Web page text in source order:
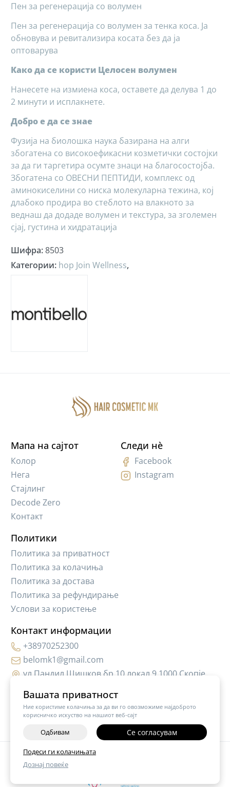
Вашата приватност
Ние користиме колачиња за да ви го овозможиме најдоброто
корисничко искуство на нашиот веб-сајт
Одбивам Се согласувам
Подеси ги колачињата
Дознај повеќе
Пен за регенерација со волумен
Пен за регенерација со волумен за тенка коса. Ја
обновува и ревитализира косата без да ја
оптоварува
Како да се користи Целосен волумен
Нанесете на измиена коса, оставете да делува 1 до
2 минути и исплакнете.
Добро е да се знае
Фузија на биолошка наука базирана на алги
збогатена со високоефикасни козметички состојки
за да ги таргетира осумте знаци на благосостојба.
Збогатена со ОВЕСНИ ПЕПТИДИ, комплекс од
аминокиселини со ниска молекуларна тежина, кој
длабоко продира во стеблото на влакното за
веднаш да додаде волумен и текстура, за зголемен
сјај, густина и хидратација
Шифра:8503
Категории: hop Join Wellness,
+
Мапа на сајтот
Колор
Нега
Стајлинг
Decode Zero
Контакт
Политики
Политика за приватност
Политика за колачиња
Политика за достава
Политика за рефундирање
Услови за користење
Контакт информации
+38970252300
belomk1@gmail.com
ул.Пандил Шишков бр.10,локал 9 1000 Скопје
Следи нè
Facebook
Instagram
©2026Vendor x
Поставки за колачиња